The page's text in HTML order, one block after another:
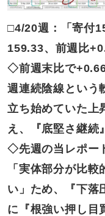
□4/20週：「寄付
159.33、 前週比
◇前週末比で
週連続陰線という
立ち始めていた上
え、『底堅さ継続
◇先週の当レポー
「実体部分が比
い」ため、『下落
に『根強い押し目